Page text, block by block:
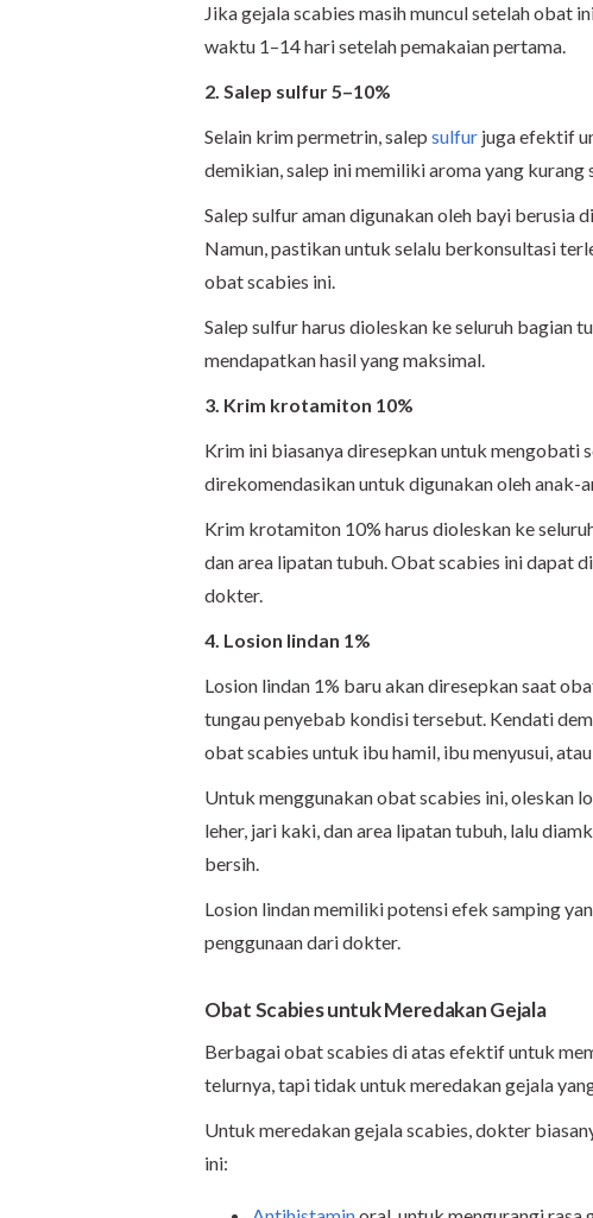
Jika gejala scabies masih muncul setelah obat
waktu 1–14 hari setelah pemakaian pertama.
2. Salep sulfur 5–10%
Selain krim permetrin, salep sulfur juga efektif
demikian, salep ini memiliki aroma yang kurang
Salep sulfur aman digunakan oleh bayi berusia
Namun, pastikan untuk selalu berkonsultasi
obat scabies ini.
Salep sulfur harus dioleskan ke seluruh bagian
mendapatkan hasil yang maksimal.
3. Krim krotamiton 10%
Krim ini biasanya diresepkan untuk mengobati
direkomendasikan untuk digunakan oleh anak-
Krim krotamiton 10% harus dioleskan ke
dan area lipatan tubuh. Obat scabies ini dapat
dokter.
4. Losion lindan 1%
Losion lindan 1% baru akan diresepkan saat
tungau penyebab kondisi tersebut. Kendati
obat scabies untuk ibu hamil, ibu menyusui,
Untuk menggunakan obat scabies ini, oleskan
leher, jari kaki, dan area lipatan tubuh, lalu
bersih.
Losion lindan memiliki potensi efek samping
penggunaan dari dokter.
Obat Scabies untuk Meredakan Gejala
Berbagai obat scabies di atas efektif untuk
telurnya, tapi tidak untuk meredakan gejala
Untuk meredakan gejala scabies, dokter
ini: